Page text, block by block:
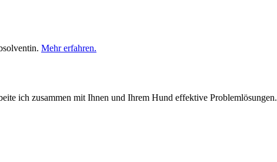
Mehr erfahren.
ich zusammen mit Ihnen und Ihrem Hund effektive Problemlösungen.